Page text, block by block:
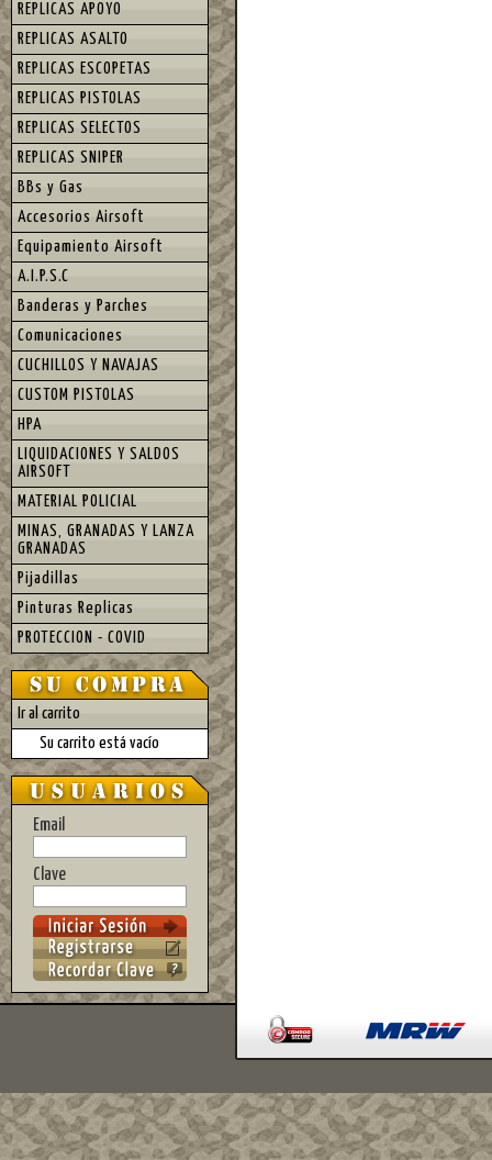
REPLICAS APOYO
REPLICAS ASALTO
REPLICAS ESCOPETAS
REPLICAS PISTOLAS
REPLICAS SELECTOS
REPLICAS SNIPER
BBs y Gas
Accesorios Airsoft
Equipamiento Airsoft
A.I.P.S.C
Banderas y Parches
Comunicaciones
CUCHILLOS Y NAVAJAS
CUSTOM PISTOLAS
HPA
LIQUIDACIONES Y SALDOS
AIRSOFT
MATERIAL POLICIAL
MINAS, GRANADAS Y LANZA
GRANADAS
Pijadillas
Pinturas Replicas
PROTECCION - COVID
Ir al carrito
Su carrito está vacío
Email
Clave